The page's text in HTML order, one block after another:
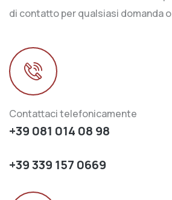
di contatto per qualsiasi domanda
Contattaci telefonicamente
+39 081 014 08 98
+39 339 157 0669